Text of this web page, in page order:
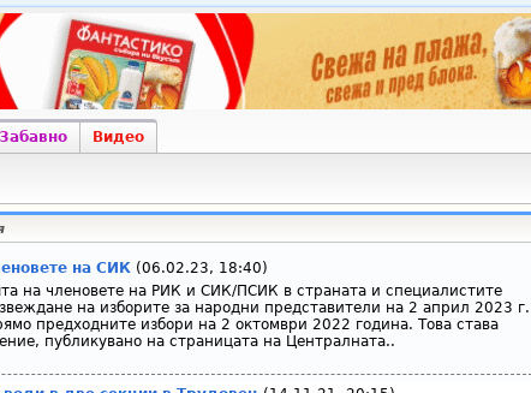
Забавно Видео
на СИК(06.02.23, 18:40)
на членовете на РИК и СИК/ПСИК в страната и специалистите
на изборите за народни представители на 2 април 2023 г.
предходните избори на 2 октомври 2022 година. Това става
публикувано на страницата на Централната..